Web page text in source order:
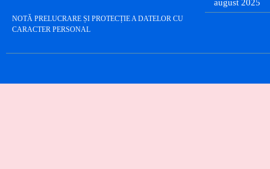
NOTĂ PRELUCRARE ȘI PROTECȚIE A DATELOR CU
CARACTER PERSONAL
august 2025